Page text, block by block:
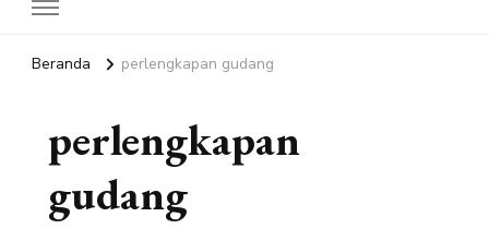
Beranda perlengkapan gudang
perlengkapan
gudang